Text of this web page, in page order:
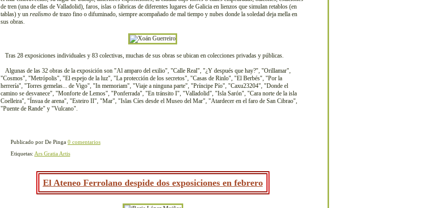
de tren (una de ellas de Valladolid), faros, islas o fábricas de diferentes lugares de Galicia en lienzos que simulan retablos (en
tablas) y un realismo de trazo fino o difuminado, siempre acompañado de mal tiempo y nubes donde la soledad deja mella en
sus obras.
Tras 28 exposiciones individuales y 83 colectivas, muchas de sus obras se ubican en colecciones privadas y públicas.
Algunas de las 32 obras de la exposición son "Al amparo del exilio", "Calle Real", "¿Y después que hay?", "Orillamar",
"Cosmos", "Metrópolis", "El espejo de la luz", "La protección de los secretos", "Casas de Rinlo", "El Berbés", "Por la
herrería", "Torres gemelas... de Vigo", "In memoriam", "Viaje a ninguna parte", "Príncipe Pío", "Caxu23204", "Donde el
camino se desvanece", "Monforte de Lemos", "Ponferrada", "En tránsito I", "Valladolid", "Isla Sarón", "Cara norte de la isla
Coelleira", "Ínsua de arena", "Esteiro II", "Mar", "Islas Cíes desde el Museo del Mar", "Atardecer en el faro de San Cibrao",
"Puente de Rande" y "Vulcano".
Publicado por De Pinga 0 comentarios
Etiquetas: Ars Gratia Artis
El Ateneo Ferrolano despide dos exposiciones en febrero